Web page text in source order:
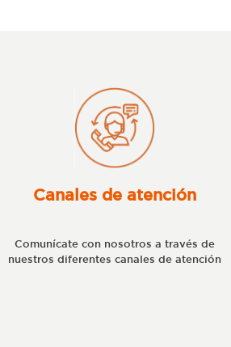
Canales de atención
Comunícate con nosotros a través de
nuestros diferentes canales de atención